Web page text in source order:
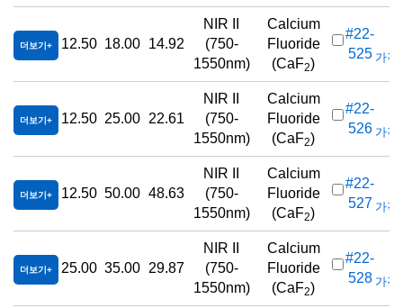
더보기 12.50 18.00 14.92
NIR II
(750-
1550nm)
Calcium
Fluoride
(CaF2)
#22-
525 가격
더보기 12.50 25.00 22.61
NIR II
(750-
1550nm)
Calcium
Fluoride
(CaF2)
#22-
526 가격
더보기 12.50 50.00 48.63
NIR II
(750-
1550nm)
Calcium
Fluoride
(CaF2)
#22-
527 가격
더보기 25.00 35.00 29.87
NIR II
(750-
1550nm)
Calcium
Fluoride
(CaF2)
#22-
528 가격